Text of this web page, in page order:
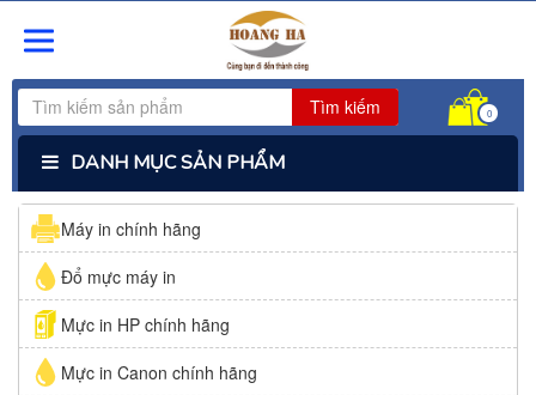
Tìm kiếm 0
DANH MỤC SẢN PHẨM
Máy in chính hãng
Đổ mực máy in
Mực in HP chính hãng
Mực in Canon chính hãng